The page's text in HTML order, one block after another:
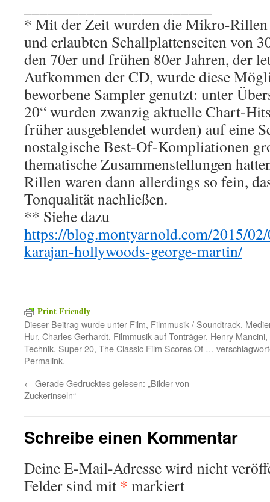
* Mit der Zeit wurden die Mikro-Rillen
und erlaubten Schallplattenseiten von
den 70er und frühen 80er Jahren, der
Aufkommen der CD, wurde diese
beworbene Sampler genutzt: unter
20“ wurden zwanzig aktuelle Chart-
früher ausgeblendet wurden) auf eine
nostalgische Best-Of-Kompliationen
thematische Zusammenstellungen
Rillen waren dann allerdings so fein,
Tonqualität nachließen.
** Siehe dazu
https://blog.montyarnold.com/2015/
karajan-hollywoods-george-martin/
Print Friendly
Dieser Beitrag wurde unter Film, Filmmusik / Soundtrack,
Hur, Charles Gerhardt, Filmmusik auf Tonträger, Henry Mancini,
Technik, Super 20, The Classic Film Scores Of …
Permalink.
← Gerade Gedrucktes gelesen: „Bilder von
Zuckerinseln“
Schreibe einen Kommentar
Deine E-Mail-Adresse wird nicht
Felder sind mit * markiert